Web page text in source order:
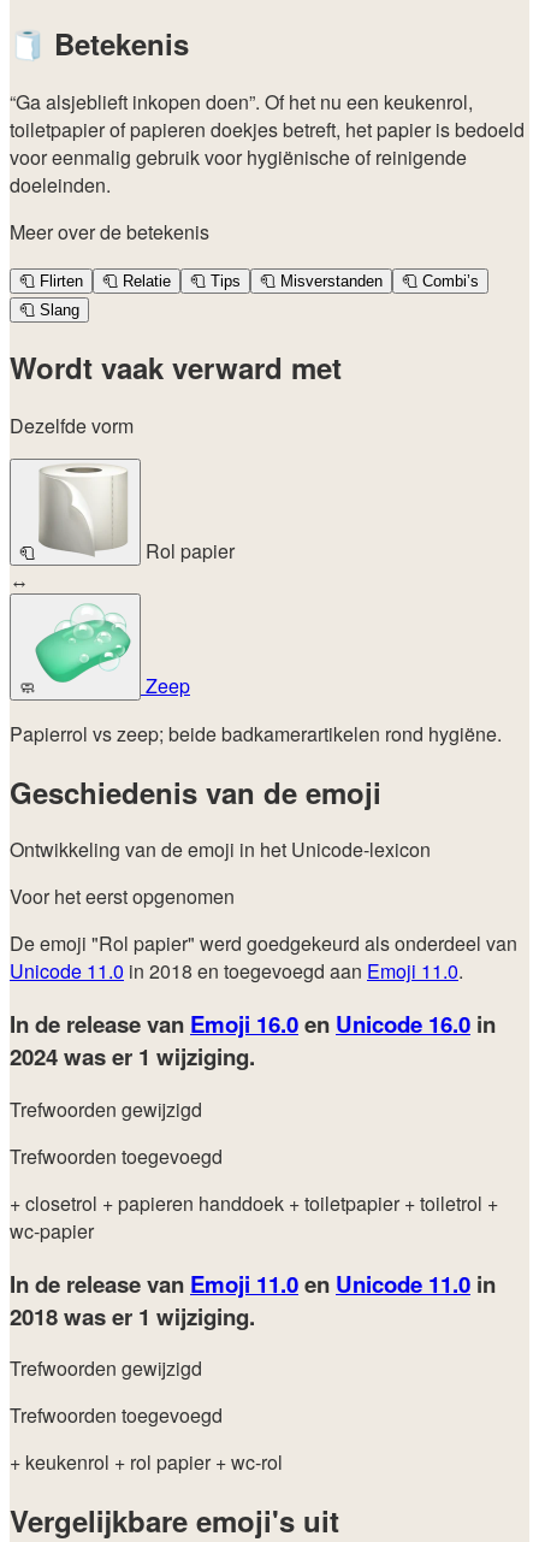
🧻 Betekenis
“Ga alsjeblieft inkopen doen”. Of het nu een keukenrol,
toiletpapier of papieren doekjes betreft, het papier is bedoeld
voor eenmalig gebruik voor hygiënische of reinigende
doeleinden.
Meer over de betekenis
🧻 Flirten 🧻 Relatie 🧻 Tips 🧻 Misverstanden 🧻 Combi’s
🧻 Slang
Wordt vaak verward met
Dezelfde vorm
🧻
Rol papier
↔
🧼
Zeep
Papierrol vs zeep; beide badkamerartikelen rond hygiëne.
Geschiedenis van de emoji
Ontwikkeling van de emoji in het Unicode-lexicon
Voor het eerst opgenomen
De emoji "Rol papier" werd goedgekeurd als onderdeel van
Unicode 11.0 in 2018 en toegevoegd aan Emoji 11.0.
In de release van Emoji 16.0en Unicode 16.0 in
2024was er 1 wijziging.
Trefwoorden gewijzigd
Trefwoorden toegevoegd
+ closetrol + papieren handdoek + toiletpapier + toiletrol +
wc-papier
In de release van Emoji 11.0en Unicode 11.0 in
2018was er 1 wijziging.
Trefwoorden gewijzigd
Trefwoorden toegevoegd
+ keukenrol + rol papier + wc-rol
Vergelijkbare emoji's uit